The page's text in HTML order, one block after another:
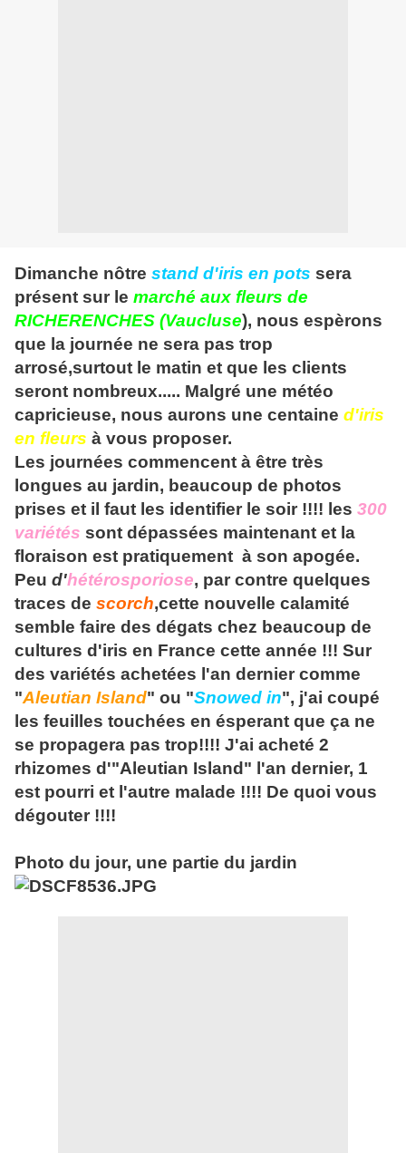
Dimanche nôtre stand d'iris en pots sera
présent sur le marché aux fleurs de
RICHERENCHES (Vaucluse), nous espèrons
que la journée ne sera pas trop
arrosé,surtout le matin et que les clients
seront nombreux..... Malgré une météo
capricieuse, nous aurons une centaine d'iris
en fleurs à vous proposer.
Les journées commencent à être très
longues au jardin, beaucoup de photos
prises et il faut les identifier le soir !!!! les 300
variétés sont dépassées maintenant et la
floraison est pratiquement à son apogée.
Peu d'hétérosporiose, par contre quelques
traces de scorch,cette nouvelle calamité
semble faire des dégats chez beaucoup de
cultures d'iris en France cette année !!! Sur
des variétés achetées l'an dernier comme
"Aleutian Island" ou "Snowed in", j'ai coupé
les feuilles touchées en ésperant que ça ne
se propagera pas trop!!!! J'ai acheté 2
rhizomes d'"Aleutian Island" l'an dernier, 1
est pourri et l'autre malade !!!! De quoi vous
dégouter !!!!
Photo du jour, une partie du jardin